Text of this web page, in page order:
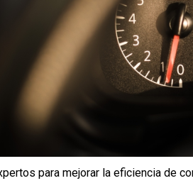
para mejorar la eficiencia de